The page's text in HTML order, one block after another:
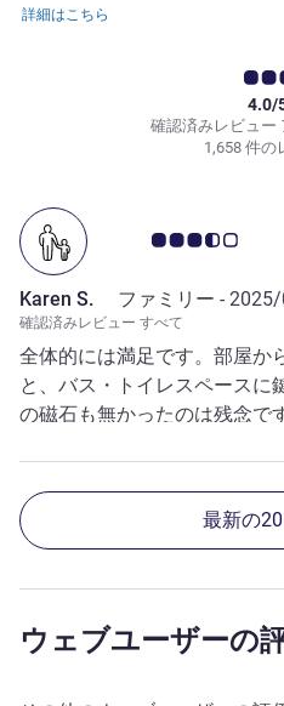
詳細はこちら
確認済みレビュー
4.0/
1,658 件の
お客さまの声 3.5/5
Karen S. ファミリー -
確認済みレビュー すべて
全体的には満足です。部屋か
と、バス・トイレスペースに
の磁石も無かったのは残念で
最新の20
ウェブユーザーの